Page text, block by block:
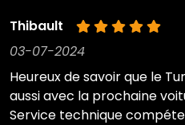
Thibault
03-07-2024
Heureux de savoir que le
aussi avec la prochaine
Service technique